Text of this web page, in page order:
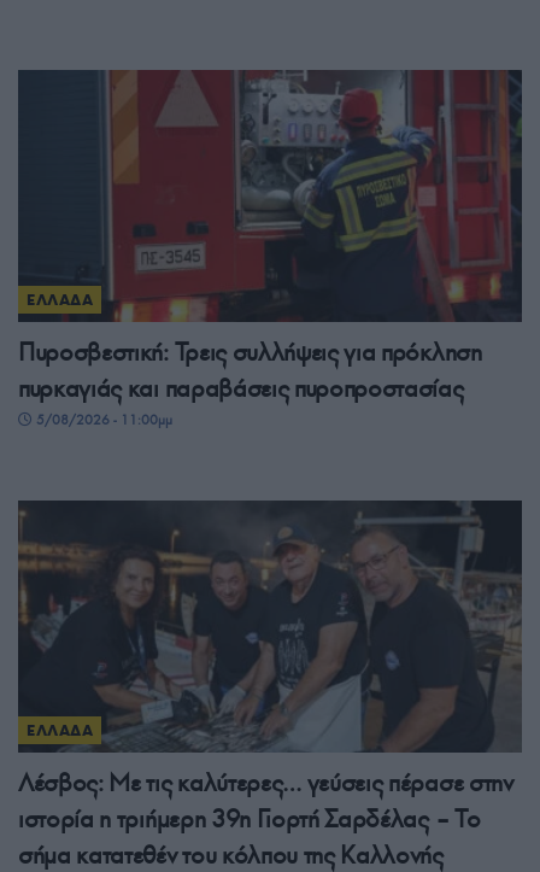
ΕΛΛΑΔΑ
Πυροσβεστική: Τρεις συλλήψεις για πρόκληση
πυρκαγιάς και παραβάσεις πυροπροστασίας
5/08/2026 - 11:00μμ
ΕΛΛΑΔΑ
Λέσβος: Με τις καλύτερες… γεύσεις πέρασε στην
ιστορία η τριήμερη 39η Γιορτή Σαρδέλας – Το
σήμα κατατεθέν του κόλπου της Καλλονής